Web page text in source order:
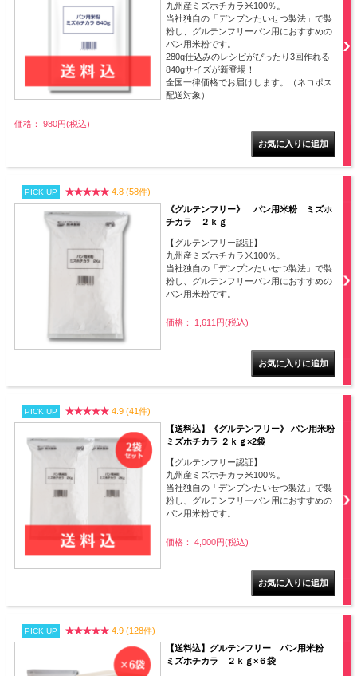
九州産ミズホチカラ米100％。
当社独自の「デンプンたいせつ製法」で製
粉し、グルテンフリーパン用におすすめの
パン用米粉です。
280g仕込みのレシピがぴったり3回作れる
840gサイズが新登場！
全国一律価格でお届けします。（ネコポス
配送対象）
価格： 980円(税込)
PICK UP
4.8 (58件)
《グルテンフリー》 パン用米粉 ミズホ
チカラ ２ｋｇ
【グルテンフリー認証】
九州産ミズホチカラ米100％。
当社独自の「デンプンたいせつ製法」で製
粉し、グルテンフリーパン用におすすめの
パン用米粉です。
価格： 1,611円(税込)
PICK UP
4.9 (41件)
【送料込】《グルテンフリー》 パン用米粉
ミズホチカラ ２ｋｇ×2袋
【グルテンフリー認証】
九州産ミズホチカラ米100％。
当社独自の「デンプンたいせつ製法」で製
粉し、グルテンフリーパン用におすすめの
パン用米粉です。
価格： 4,000円(税込)
PICK UP
4.9 (128件)
【送料込】グルテンフリー パン用米粉
ミズホチカラ ２ｋｇ×６袋